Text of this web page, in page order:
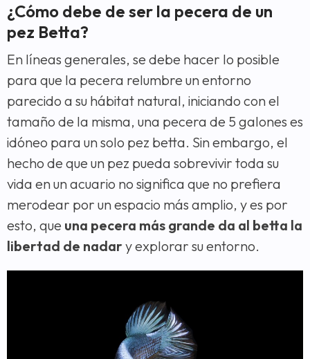
¿Cómo debe de ser la pecera de un
pez Betta?
En líneas generales, se debe hacer lo posible
para que la pecera relumbre un entorno
parecido a su hábitat natural, iniciando con el
tamaño de la misma, una pecera de 5 galones es
idóneo para un solo pez betta. Sin embargo, el
hecho de que un pez pueda sobrevivir toda su
vida en un acuario no significa que no prefiera
merodear por un espacio más amplio, y es por
esto, que una pecera más grande da al betta la
libertad de nadary explorar su entorno.